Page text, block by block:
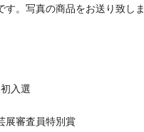
。写真の商品をお送り致しま
入選
審査員特別賞